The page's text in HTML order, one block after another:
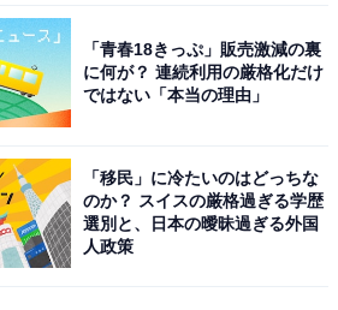
「青春18きっぷ」販売激減の裏
に何が？ 連続利用の厳格化だけ
ではない「本当の理由」
「移民」に冷たいのはどっちな
のか？ スイスの厳格過ぎる学歴
選別と、日本の曖昧過ぎる外国
人政策